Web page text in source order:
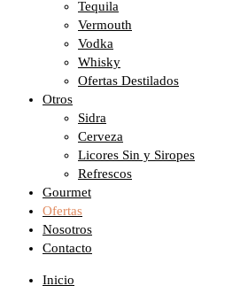
Tequila
Vermouth
Vodka
Whisky
Ofertas Destilados
Otros
Sidra
Cerveza
Licores Sin y Siropes
Refrescos
Gourmet
Ofertas
Nosotros
Contacto
Inicio